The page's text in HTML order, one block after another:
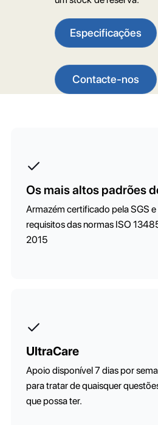
Especificações
Contacte-nos
Os mais altos padrões
Armazém certificado pela SGS
requisitos das normas ISO
2015
UltraCare
Apoio disponível 7 dias por
para tratar de quaisquer
que possa ter.